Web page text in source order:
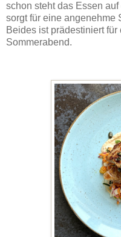
schon steht das Essen
sorgt für eine angenehme
Beides ist prädestiniert
Sommerabend.